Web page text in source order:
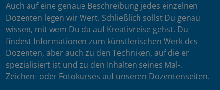
Auch auf eine genaue Beschreibung jedes einzelnen
Dozenten legen wir Wert. Schließlich sollst Du genau
wissen, mit wem Du da auf Kreativreise gehst. Du
findest Informationen zum künstlerischen Werk des
Dozenten, aber auch zu den Techniken, auf die er
spezialisiert ist und zu den Inhalten seines Mal-,
Zeichen- oder Fotokurses auf unseren Dozentenseiten.